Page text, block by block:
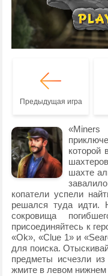
Предыдущая игра
которой
шахте
копатели успели
решался туда идти.
сокровища
присоединяйтесь к
«Ok», «Clue 1» и
для поиска.
предметы исчезли
жмите в левом нижнем